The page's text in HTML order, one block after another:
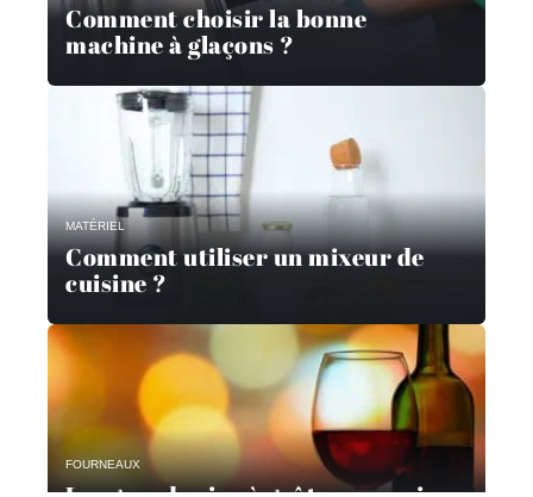
Comment choisir la bonne
machine à glaçons ?
MATÉRIEL
Comment utiliser un mixeur de
cuisine ?
FOURNEAUX